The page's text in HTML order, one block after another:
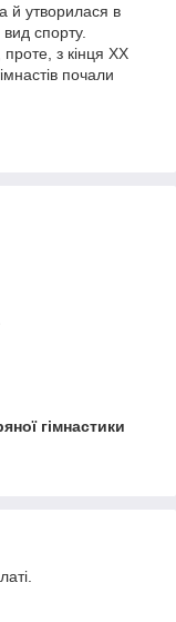
й утворилася в
спорту.
з кінця XX
почали
гімнастики